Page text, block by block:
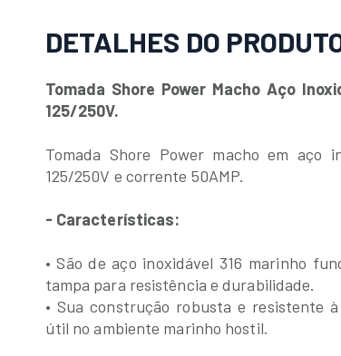
DETALHES DO
Tomada Shore Power Macho Aço
125/250V.
Tomada Shore Power macho em aço
125/250V e corrente 50AMP.
- Características:
• São de aço inoxidável 316 marinho
tampa para resistência e durabilidade.
• Sua construção robusta e resistente
útil no ambiente marinho hostil.